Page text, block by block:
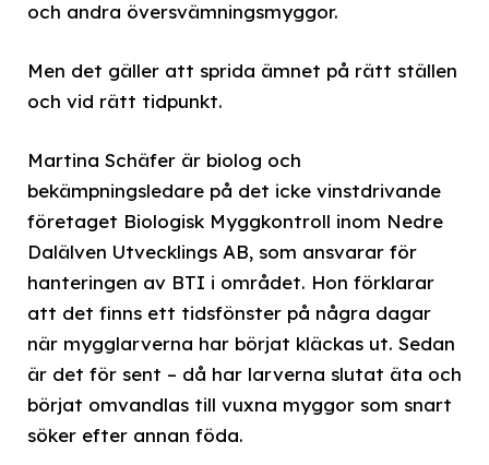
och andra översvämningsmyggor.
Men det gäller att sprida ämnet på rätt ställen
och vid rätt tidpunkt.
Martina Schäfer är biolog och
bekämpningsledare på det icke vinstdrivande
företaget Biologisk Myggkontroll inom Nedre
Dalälven Utvecklings AB, som ansvarar för
hanteringen av BTI i området. Hon förklarar
att det finns ett tidsfönster på några dagar
när mygglarverna har börjat kläckas ut. Sedan
är det för sent – då har larverna slutat äta och
börjat omvandlas till vuxna myggor som snart
söker efter annan föda.